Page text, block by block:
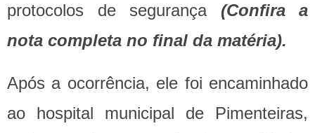
protocolos de segurança (Confira a
nota completa no final da matéria).
Após a ocorrência, ele foi encaminhado
ao hospital municipal de Pimenteiras,